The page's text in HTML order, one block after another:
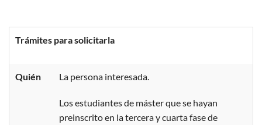
Trámites para solicitarla
Quién La persona interesada.
Los estudiantes de máster que se hayan
preinscrito en la tercera y cuarta fase de